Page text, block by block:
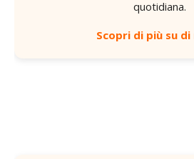
quotidiana.
Scopri di più su